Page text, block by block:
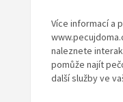
Více informací a
naleznete
pomůže najít
další služby ve